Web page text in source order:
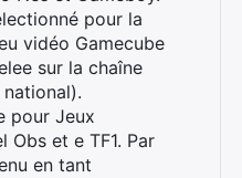
pour la
vidéo Gamecube
sur la chaîne
pour Jeux
Obs et e TF1. Par
en tant